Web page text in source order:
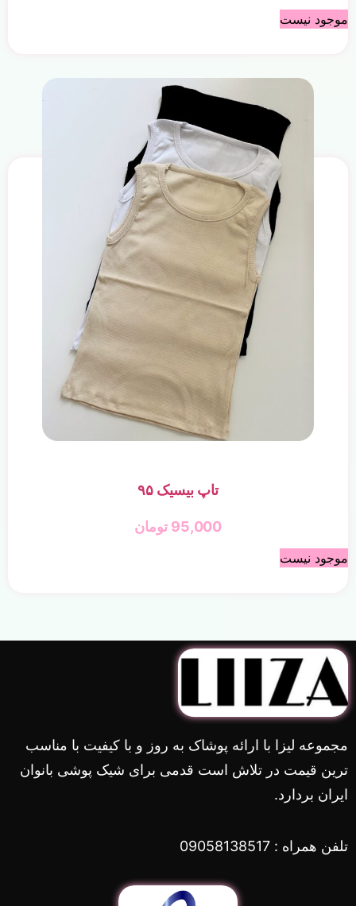
موجود نیست
تاپ بیسیک ۹۵
95,000 تومان
موجود نیست
مجموعه لیزا با ارائه پوشاک به روز و با کیفیت با مناسب
ترین قیمت در تلاش است قدمی برای شیک پوشی بانوان
ایران بردارد.
تلفن همراه : 09058138517